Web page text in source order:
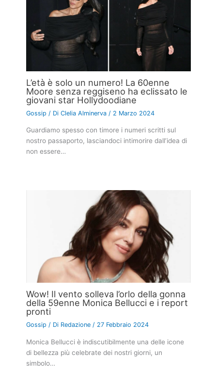
L’età è solo un numero! La 60enne
Moore senza reggiseno ha eclissato le
giovani star Hollydoodiane
Gossip / DiClelia Alminerva / 2 Marzo 2024
Guardiamo spesso con timore i numeri scritti sul
nostro passaporto, lasciandoci intimorire dall’idea di
non essere…
Wow! Il vento solleva l’orlo della gonna
della 59enne Monica Bellucci e i report
pronti
Gossip / Di Redazione/ 27 Febbraio 2024
Monica Bellucci è indiscutibilmente una delle icone
di bellezza più celebrate dei nostri giorni, un
simbolo…